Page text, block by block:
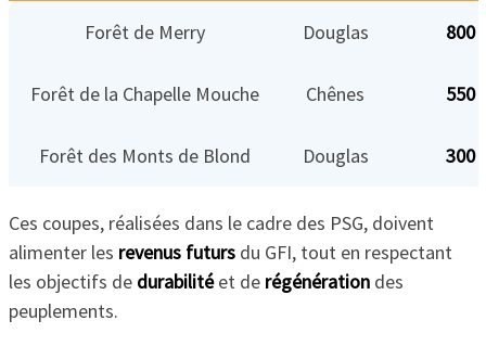
Forêt de Merry Douglas 800
Forêt de la Chapelle Mouche Chênes 550
Forêt des Monts de Blond Douglas 300
Ces coupes, réalisées dans le cadre des PSG, doivent
alimenter les revenus futursdu GFI, tout en respectant
les objectifs de durabilitéet de régénérationdes
peuplements.